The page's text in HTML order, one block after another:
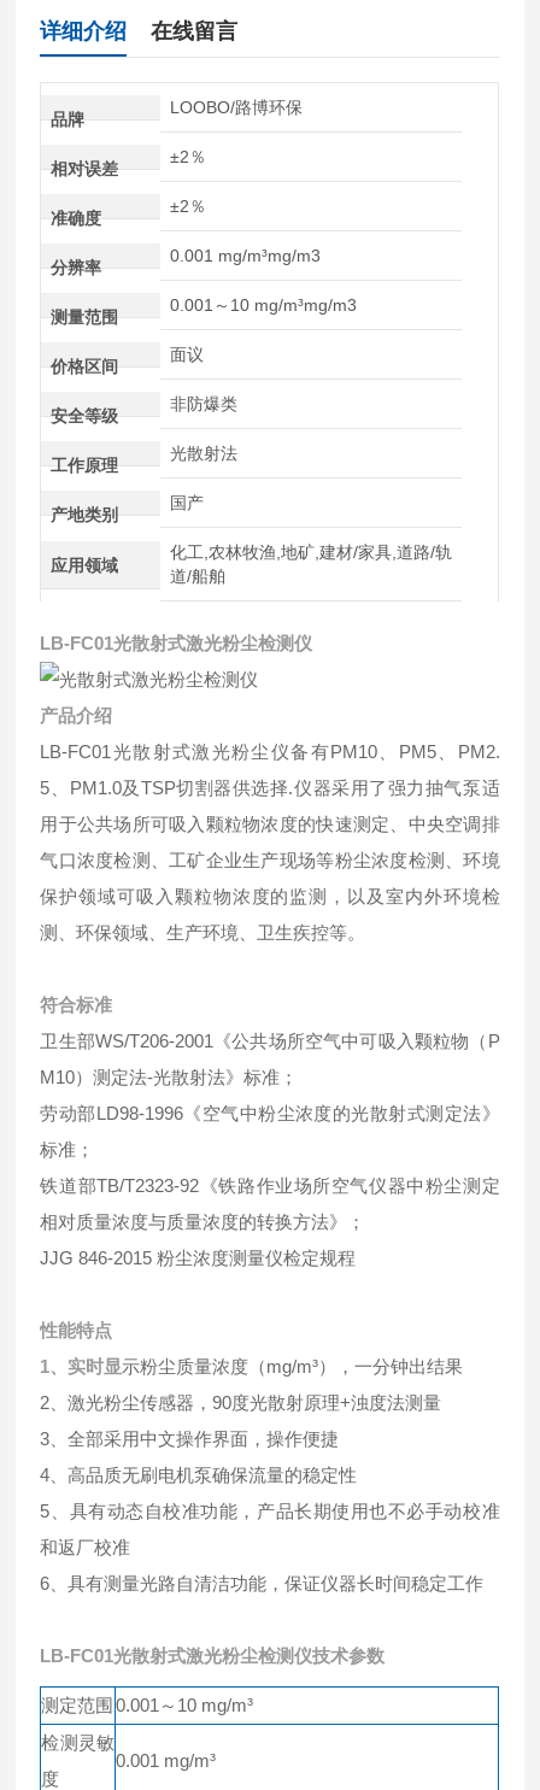
详细介绍 在线留言
品牌
LOOBO/路博环保
相对误差
±2％
准确度
±2％
分辨率
0.001 mg/m³mg/m3
测量范围
0.001～10 mg/m³mg/m3
价格区间
面议
安全等级
非防爆类
工作原理
光散射法
产地类别
国产
应用领域
化工,农林牧渔,地矿,建材/家具,道路/轨
道/船舶
LB-FC01光散射式激光粉尘检测仪
产品介绍
LB-FC01光散射式激光粉尘仪备有PM10、PM5、PM2.
5、PM1.0及TSP切割器供选择.仪器采用了强力抽气泵适
用于公共场所可吸入颗粒物浓度的快速测定、中央空调排
气口浓度检测、工矿企业生产现场等粉尘浓度检测、环境
保护领域可吸入颗粒物浓度的监测，以及室内外环境检
测、环保领域、生产环境、卫生疾控等。
符合标准
卫生部WS/T206-2001《公共场所空气中可吸入颗粒物（P
M10）测定法-光散射法》标准；
劳动部LD98-1996《空气中粉尘浓度的光散射式测定法》
标准；
铁道部TB/T2323-92《铁路作业场所空气仪器中粉尘测定
相对质量浓度与质量浓度的转换方法》；
JJG 846-2015 粉尘浓度测量仪检定规程
性能特点
1、实时显示粉尘质量浓度（mg/m³），一分钟出结果
2、激光粉尘传感器，90度光散射原理+浊度法测量
3、全部采用中文操作界面，操作便捷
4、高品质无刷电机泵确保流量的稳定性
5、具有动态自校准功能，产品长期使用也不必手动校准
和返厂校准
6、具有测量光路自清洁功能，保证仪器长时间稳定工作
LB-FC01光散射式激光粉尘检测仪技术参数
测定范围 0.001～10 mg/m³
检测灵敏
度
0.001 mg/m³